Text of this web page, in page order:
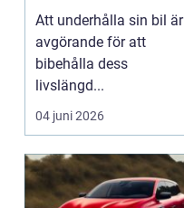
Att underhålla sin bil är
avgörande för att
bibehålla dess
livslängd...
04 juni 2026